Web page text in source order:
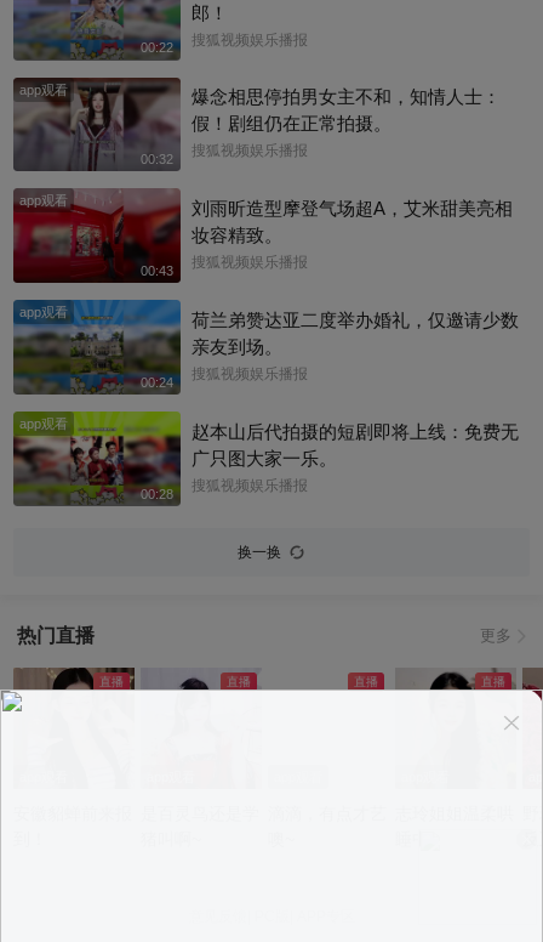
00:22
郎！
搜狐视频娱乐播报
app观看
00:32
爆念相思停拍男女主不和，知情人士：
假！剧组仍在正常拍摄。
搜狐视频娱乐播报
app观看
00:43
刘雨昕造型摩登气场超A，艾米甜美亮相
妆容精致。
搜狐视频娱乐播报
app观看
00:24
荷兰弟赞达亚二度举办婚礼，仅邀请少数
亲友到场。
搜狐视频娱乐播报
app观看
00:28
赵本山后代拍摄的短剧即将上线：免费无
广只图大家一乐。
搜狐视频娱乐播报
换一换
热门直播 更多